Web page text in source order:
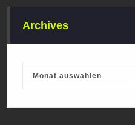
Archives